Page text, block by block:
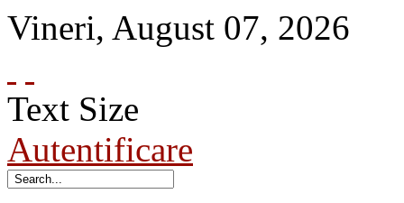
Vineri, August 07, 2026
Text Size
Autentificare